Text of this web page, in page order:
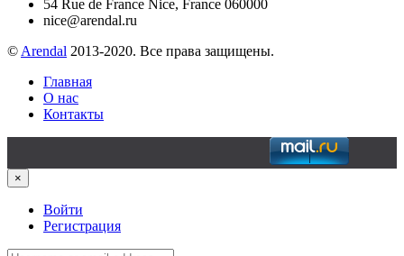
54 Rue de France Nice, France 060000
nice@arendal.ru
© Arendal 2013-2020. Все права защищены.
Главная
О нас
Контакты
×
Войти
Регистрация